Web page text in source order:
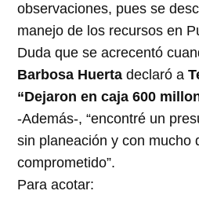
observaciones, pues se
manejo de los recursos en
Duda que se acrecentó
Barbosa Huerta declaró a
“Dejaron en caja 600
-Además-, “encontré un
sin planeación y con mucho
comprometido”.
Para acotar: